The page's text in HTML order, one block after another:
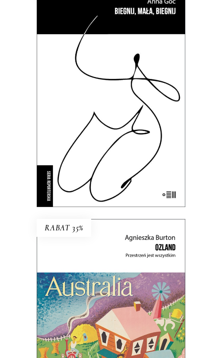
E-BOOK DO KOSZYKA
BIEGNIJ, MAŁA, BIEGNIJ
To kameralne reportaże o
intymnych tragediach, zmaganiach
z systemem i doświadczeniach nie
do zapomnienia.
54.90 35.69zł
KSIĄŻKA DO KOSZYKA
RABAT 35%
OZLAND. PRZESTRZEŃ JEST
WSZYSTKIM
Ludzie nie posiadają krainy – to ona
posiada ludzi.
69.90zł 45.44zł